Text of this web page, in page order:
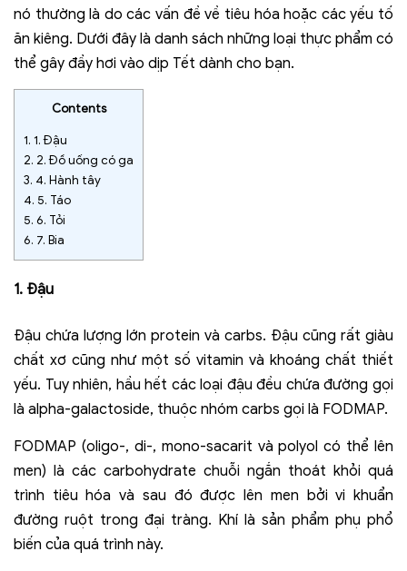
nó thường là do các vấn đề về tiêu hóa hoặc các yếu tố
ăn kiêng. Dưới đây là danh sách những loại thực phẩm có
thể gây đầy hơi vào dịp Tết dành cho bạn.
Contents
1. 1. Đậu
2. 2. Đồ uống có ga
3. 4. Hành tây
4. 5. Táo
5. 6. Tỏi
6. 7. Bia
1. Đậu
Đậu chứa lượng lớn protein và carbs. Đậu cũng rất giàu
chất xơ cũng như một số vitamin và khoáng chất thiết
yếu. Tuy nhiên, hầu hết các loại đậu đều chứa đường gọi
là alpha-galactoside, thuộc nhóm carbs gọi là FODMAP.
FODMAP (oligo-, di-, mono-sacarit và polyol có thể lên
men) là các carbohydrate chuỗi ngắn thoát khỏi quá
trình tiêu hóa và sau đó được lên men bởi vi khuẩn
đường ruột trong đại tràng. Khí là sản phẩm phụ phổ
biến của quá trình này.